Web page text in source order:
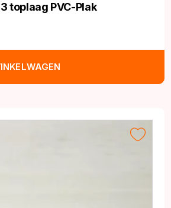
toplaag PVC-Plak